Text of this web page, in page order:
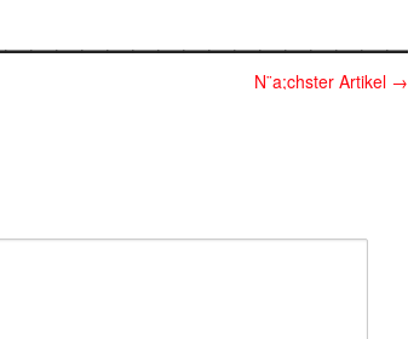
N¨a;chster Artikel →